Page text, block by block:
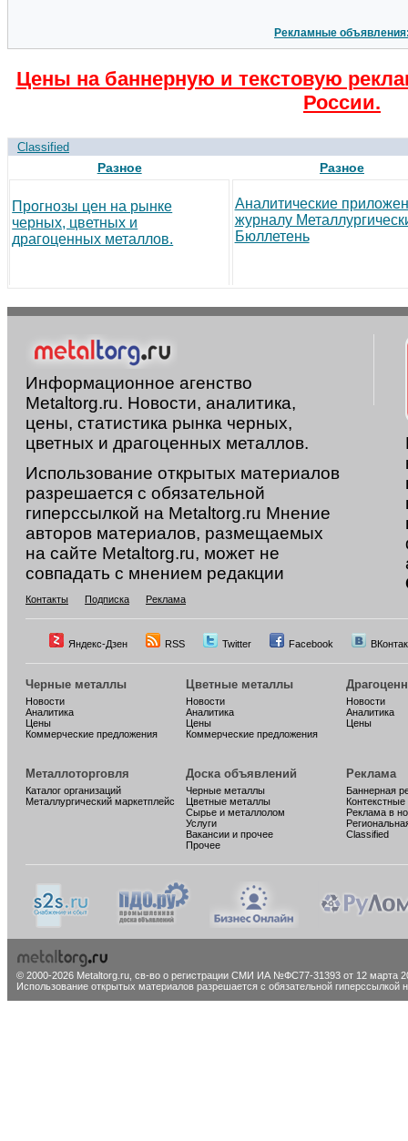
Рекламные
Цены на баннерную и текстовую
России.
Classified
Разное
Прогнозы цен на рынке
черных, цветных и
драгоценных металлов.
Разное
Аналитические
журналу
Бюллетень
Информационное агенство
Metaltorg.ru. Новости, аналитика,
цены, статистика рынка черных,
цветных и драгоценных металлов.
Использование открытых материалов
разрешается с обязательной
гиперссылкой на Metaltorg.ru Мнение
авторов материалов, размещаемых
на сайте Metaltorg.ru, может не
совпадать с мнением редакции
Контакты Подписка Реклама
Яндекс-Дзен RSS Twitter Facebook
Черные металлы
Новости
Аналитика
Цены
Коммерческие предложения
Цветные металлы
Новости
Аналитика
Цены
Коммерческие предложения
Новости
Аналитика
Цены
Металлоторговля
Каталог организаций
Металлургический маркетплейс
Доска объявлений
Черные металлы
Цветные металлы
Сырье и металлолом
Услуги
Вакансии и прочее
Прочее
Реклама
Баннерная
Реклама в
Classified
© 2000-2026 Metaltorg.ru, св-во о регистрации СМИ ИА №ФС77-31393 от 12 марта
Использование открытых материалов разрешается с обязательной гиперссылкой